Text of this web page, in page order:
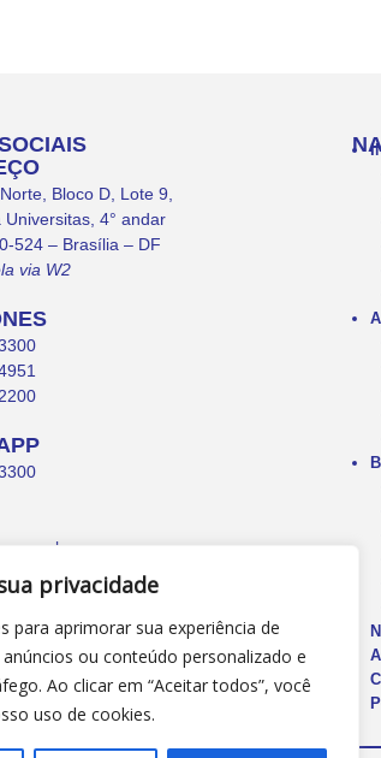
privacidade
para aprimorar sua experiência de
ou conteúdo personalizado e
Ao clicar em “Aceitar todos”, você
uso de cookies.
Bloco D, Lote 9,
Universitas, 4° andar
524 – Brasília – DF
via W2